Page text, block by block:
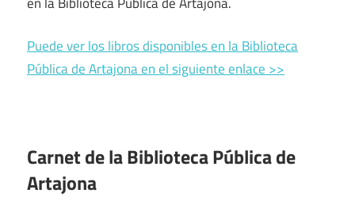
Puede ver los libros disponibles en la Biblioteca
Pública de Artajona en el siguiente enlace >>
Carnet de la Biblioteca Pública de
Artajona